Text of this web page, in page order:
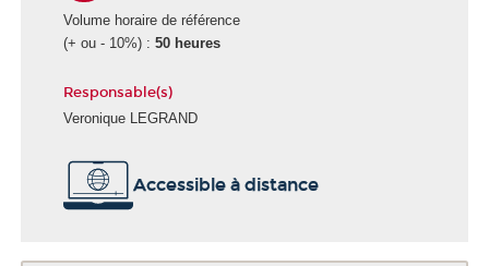
Volume horaire de référence
(+ ou - 10%) : 50 heures
Responsable(s)
Veronique LEGRAND
É
o
Accessible à distance